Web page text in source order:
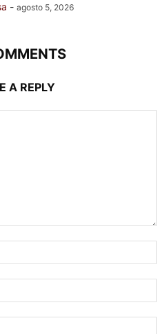
- agosto 5, 2026
A REPLY